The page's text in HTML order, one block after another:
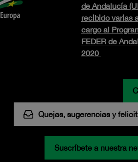
de Andalucía
recibido varias
cargo al
FEDER de
2020
Quejas, sugerencias y
Suscríbete a nuestra